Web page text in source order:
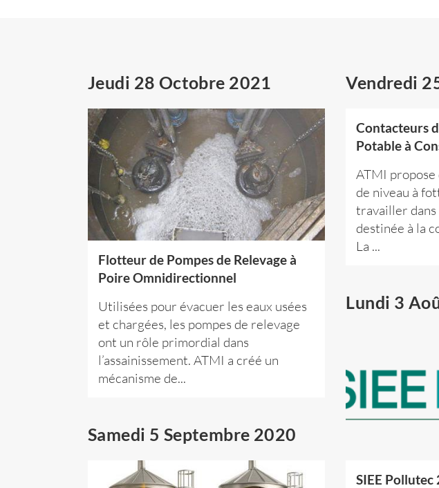
Jeudi 28 Octobre 2021
Flotteur de Pompes de Relevage à
Poire Omnidirectionnel
Utilisées pour évacuer les eaux usées
et chargées, les pompes de relevage
ont un rôle primordial dans
l’assainissement. ATMI a créé un
mécanisme de...
Samedi 5 Septembre 2020
Vendredi
Contacteurs
Potable à
ATMI
de niveau à
travailler dans
destinée à la
La ...
Lundi 3
SIEE Pollutec